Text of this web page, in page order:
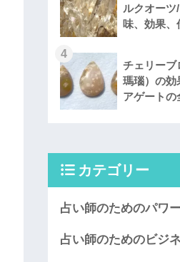
ルクオーツ
味、効果、
4
チェリーブ
瑪瑙）の効
アゲートの
カテゴリー
占い師のためのパワ
占い師のためのビジ